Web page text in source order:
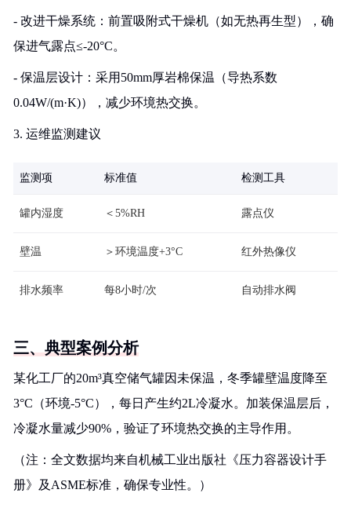
- 改进干燥系统：前置吸附式干燥机（如无热再生型），确
保进气露点≤-20°C。
- 保温层设计：采用50mm厚岩棉保温（导热系数
0.04W/(m·K)），减少环境热交换。
3. 运维监测建议
监测项 标准值 检测工具
罐内湿度 ＜5%RH 露点仪
壁温 ＞环境温度+3°C 红外热像仪
排水频率 每8小时/次 自动排水阀
三、典型案例分析
某化工厂的20m³真空储气罐因未保温，冬季罐壁温度降至
3°C（环境-5°C），每日产生约2L冷凝水。加装保温层后，
冷凝水量减少90%，验证了环境热交换的主导作用。
（注：全文数据均来自机械工业出版社《压力容器设计手
册》及ASME标准，确保专业性。）